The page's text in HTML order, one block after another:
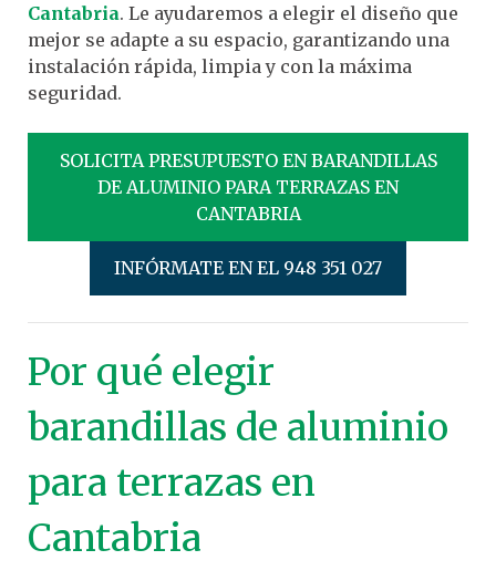
Cantabria. Le ayudaremos a elegir el diseño que
mejor se adapte a su espacio, garantizando una
instalación rápida, limpia y con la máxima
seguridad.
SOLICITA PRESUPUESTO EN BARANDILLAS
DE ALUMINIO PARA TERRAZAS EN
CANTABRIA
INFÓRMATE EN EL 948 351 027
Por qué elegir
barandillas de aluminio
para terrazas en
Cantabria